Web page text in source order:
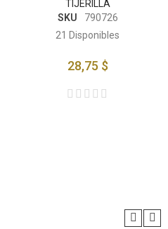
TIJERILLA
SKU
790726
21 Disponibles
28,75 $